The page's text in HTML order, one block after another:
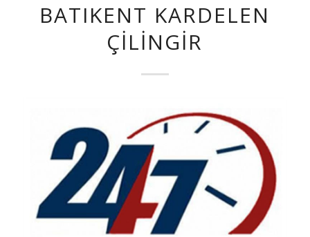
BATIKENT KARDELEN
ÇILINGIR